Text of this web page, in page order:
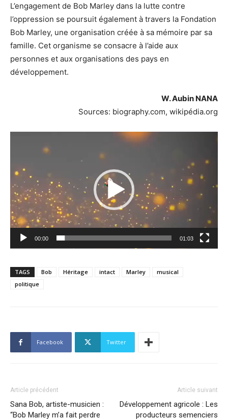
L’engagement de Bob Marley dans la lutte contre
l’oppression se poursuit également à travers la Fondation
Bob Marley, une organisation créée à sa mémoire par sa
famille. Cet organisme se consacre à l’aide aux
personnes et aux organisations des pays en
développement.
W. Aubin NANA
Sources: biography.com, wikipédia.org
Lecteur
00:00 01:03
TAGS Bob Héritage intact Marley
musical
politique
Facebook Twitter
Article précédent
Sana Bob, artiste-musicien :
“Bob Marley m’a fait perdre
Article suivant
Développement agricole : Les
producteurs semenciers